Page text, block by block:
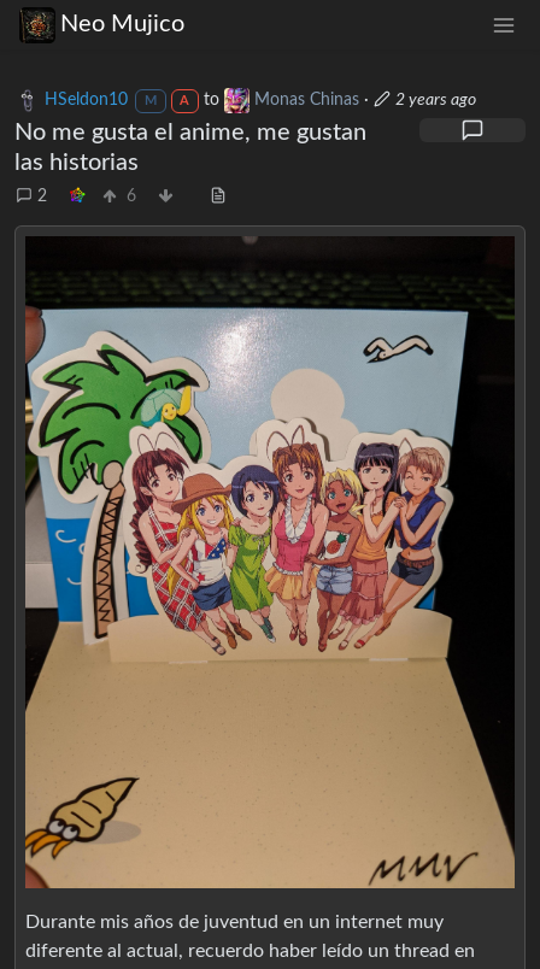
Neo Mujico
HSeldon10 M A to Monas Chinas · 2 years ago
No me gusta el anime, me gustan
las historias
2 6
Durante mis años de juventud en un internet muy
diferente al actual, recuerdo haber leído un thread en